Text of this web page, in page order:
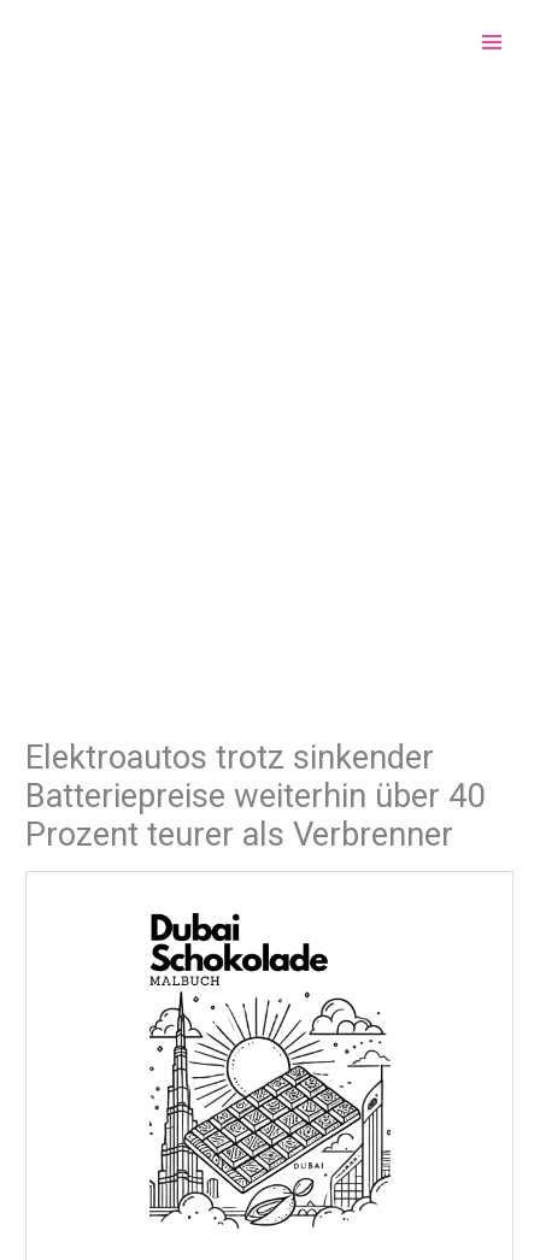
Elektroautos trotz sinkender
Batteriepreise weiterhin über 40
Prozent teurer als Verbrenner